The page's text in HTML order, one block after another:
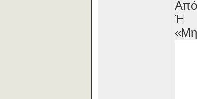
Από
Ή